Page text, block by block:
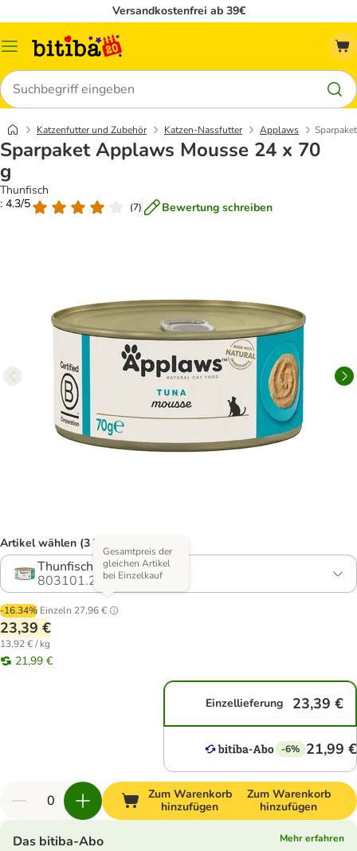
Versandkostenfrei ab 39€
Menü
Suchen
Katzenfutter und Zubehör Katzen-Nassfutter Applaws
Sparpaket Applaws Mousse 24 x 70
g
Thunfisch
: 4.3/5
(7) Bewertung schreiben
Artikel wählen (3 Varianten)
Thunfisch
803101.2
-16.34% Einzeln 27,96 €
Gesamtpreis der
gleichen Artikel
bei Einzelkauf
23,39 €
13,92 € / kg
21,99 €
Einzellieferung 23,39 €
-6% 21,99 €
Zum Warenkorb
hinzufügen
Zum Warenkorb
hinzufügen
Das bitiba-Abo
Mehr erfahren